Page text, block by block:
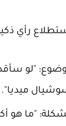
رأي
"لو
ميديا".
"ما هو